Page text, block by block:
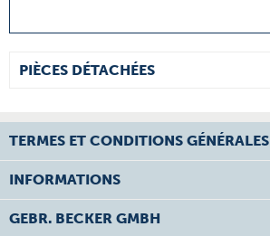
PIÈCES DÉTACHÉES
TERMES ET CONDITIONS GÉNÉRALES
INFORMATIONS
GEBR. BECKER GMBH